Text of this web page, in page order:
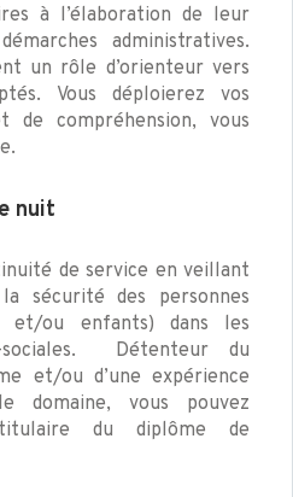
à l’élaboration de leur
administratives.
un rôle d’orienteur vers
Vous déploierez vos
de compréhension, vous
nuit
de service en veillant
sécurité des personnes
et/ou enfants) dans les
sociales. Détenteur du
et/ou d’une expérience
domaine, vous pouvez
du diplôme de